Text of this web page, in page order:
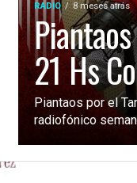
RADIO 8 meses atrás
21 Hs
Piantaos por el
radiofónico